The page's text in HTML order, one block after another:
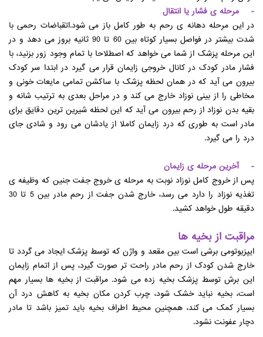
- مرحله ی فشار یا انتقال
در این مرحله دهانه ی رحم به طور کامل باز می شود.اتقباضات رحمی با
شدت بیشتر در فواصل بسیار کوتاه بین 60 تا 90 ثانیه بروز می دهد و در
این مرحله پزشک از شما می خواهد که اصطلاحا با تمام وجود زور بزنید، با
فشار مادر کودک در کانال خروجی زایمان قرار می گیرد در ابتدا سر کودک
بیرون می آید که در همان لحظه پزشک با ساکشن تمامی مایعات خونی و
مخاطی را از بینی نوزاد خارج می کند و در مراحل بعدی به ترتیب شانه و
بقیه بدن نوزاد از رحم بیرون می آید که این لحظه شیرین ترین دقایق برای
مادر است به طوری که درد زایمان کاملا از یادشان می رود و شادی جای
درد را می گیرد.
- آخرین مرحله ی زایمان
پس از خروج کامل نوزاد نوبت به مرحله ی خروج جفت جنین که وظیفه ی
تغذیه نوزاد را دارد می رسد، خارج شدن جفت از رحم مادر بین 5 تا 30
دقیقه طول خواهد کشید.
مراقبت از بخیه ها
ایپزیوتومی برشی است بین مقعد و واژن که توسط پزشک ایجاد می گردد تا
خارج شدن کودک از رحم مادر راحت تر صورت گیرد، پس از اتمام زایمان
این برش توسط پزشک بخیه زده می شود. مراقبت از بخیه ها بسیار مهم
است، بخیه نباید خشک شود، چرب کردن مکان بخیه به کاهش درد آن
بسیار کمک می کند، همچنین محیط اطراف بخیه باید تمیز باشد تا مادر
دچار عفونت نشود.